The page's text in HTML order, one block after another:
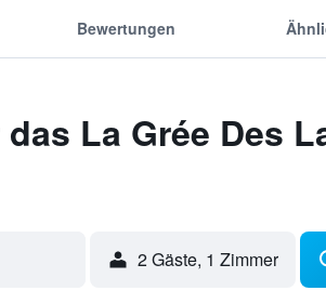
Bewertungen
La Grée Des
2 Gäste, 1 Zimmer